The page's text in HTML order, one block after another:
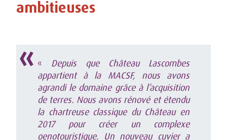
ambitieuses
« Depuis que Château Lascombes
appartient à la MACSF, nous avons
agrandi le domaine grâce à l’acquisition
de terres. Nous avons rénové et étendu
la chartreuse classique du Château en
2017 pour créer un complexe
oenotouristique. Un nouveau cuvier a